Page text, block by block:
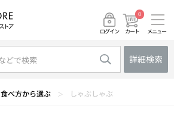
ログイン カート
0
メニュー
詳細検索
食べ方から選ぶ ＞ しゃぶしゃぶ